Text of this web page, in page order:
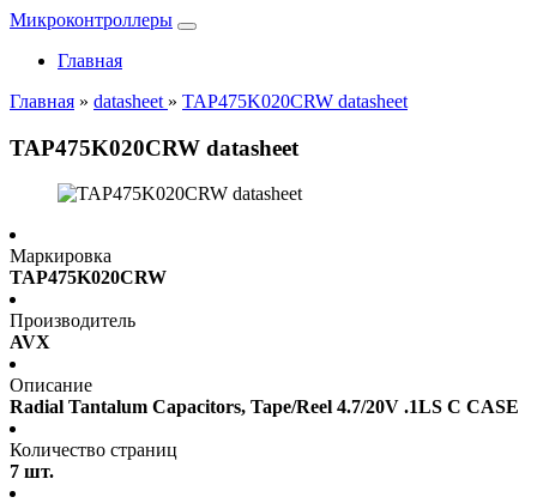
Микроконтроллеры
Главная
Главная » datasheet » TAP475K020CRW datasheet
TAP475K020CRW datasheet
Маркировка
TAP475K020CRW
Производитель
AVX
Описание
Radial Tantalum Capacitors, Tape/Reel 4.7/20V .1LS C CASE
Количество страниц
7 шт.